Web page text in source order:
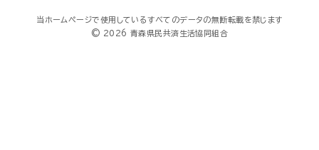
当ホームページで使用しているすべてのデータの無断転載を禁じます
© 2026 青森県民共済生活協同組合